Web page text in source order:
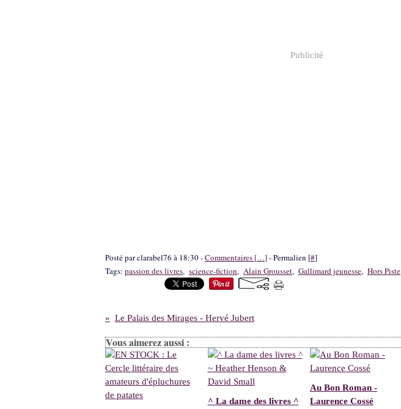
Publicité
Posté par clarabel76 à 18:30 -Commentaires […]- Permalien [#]
Tags: passion des livres, science-fiction, Alain Grousset, Gallimard jeunesse, Hors Piste
Le Palais des Mirages - Hervé Jubert
Vous aimerez aussi :
^ La dame des livres ^
Au Bon Roman -
Laurence Cossé